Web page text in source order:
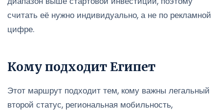
считать её нужно индивидуально, а не по рекламной
цифре.
Кому подходит Египет
Этот маршрут подходит тем, кому важны легальный
второй статус, региональная мобильность,